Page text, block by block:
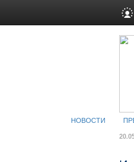
НОВОСТИ